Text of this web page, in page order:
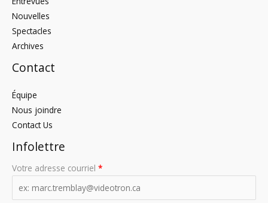
Nouvelles
Spectacles
Archives
Contact
Équipe
Nous joindre
Contact Us
Infolettre
Votre adresse courriel *